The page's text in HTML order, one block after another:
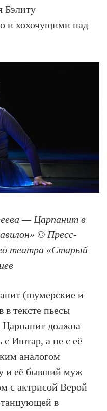
Бэлиту
и хохочущими над
— Царпанит в
© Пресс-
театра «Старый
(шумерские и
в тексте пьесы
должна
с Иштар, а не с её
аналогом
и её бывший муж
с актрисой Верой
в